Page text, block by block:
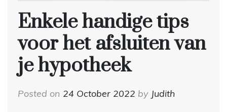
Enkele handige tips
voor het afsluiten van
je hypotheek
Posted on 24 October 2022 by Judith